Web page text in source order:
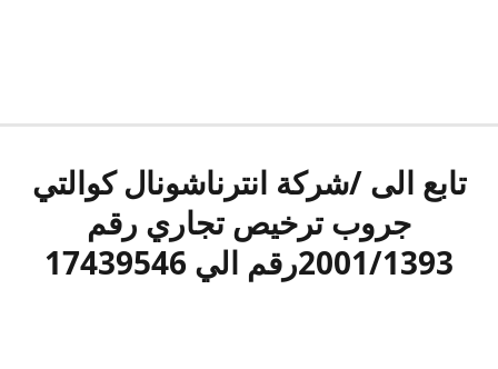
تابع الى /شركة انترناشونال كوالتي
جروب ترخيص تجاري رقم
2001/1393رقم الي 17439546